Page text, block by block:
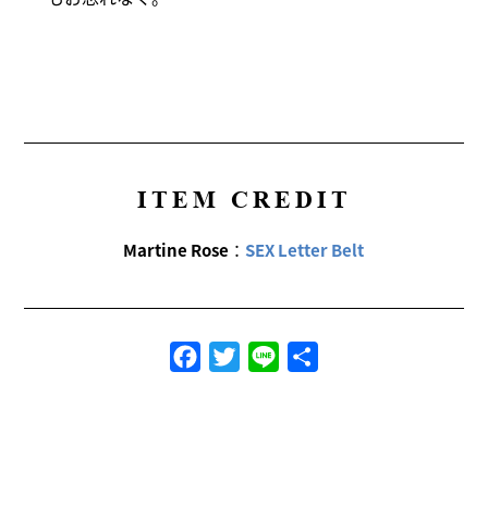
ITEM CREDIT
Martine Rose ： SEX Letter Belt
FacebookTwitterLine